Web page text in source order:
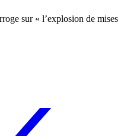
sur « l’explosion de mises